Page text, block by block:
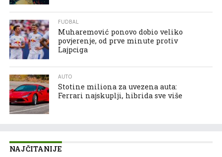
FUDBAL
Muharemović ponovo dobio veliko
povjerenje, od prve minute protiv
Lajpciga
AUTO
Stotine miliona za uvezena auta:
Ferrari najskuplji, hibrida sve više
NAJČITANIJE